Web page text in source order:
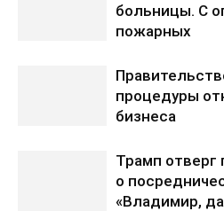
больницы. С
пожарных
процедуры
бизнеса
Трамп отверг
о
«Владимир,